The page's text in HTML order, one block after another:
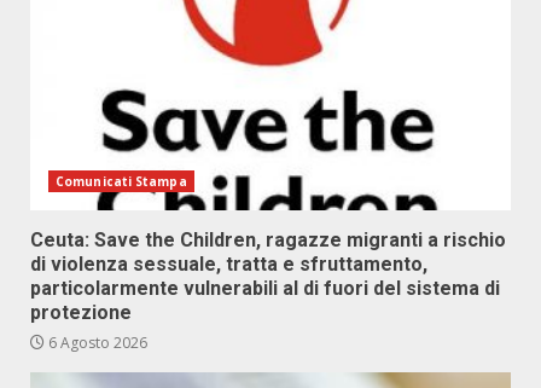
Comunicati Stampa
Ceuta: Save the Children, ragazze migranti a rischio
di violenza sessuale, tratta e sfruttamento,
particolarmente vulnerabili al di fuori del sistema di
protezione
6 Agosto 2026